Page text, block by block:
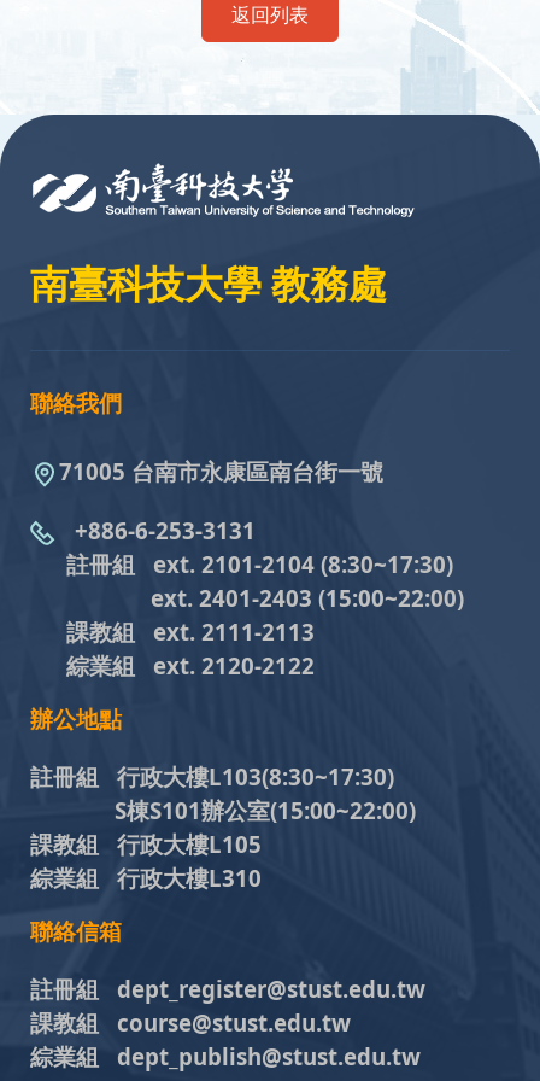
返回列表
南臺科技大學 教務處
聯絡我們
71005 台南市永康區南台街一號
+886-6-253-3131
註冊組 ext. 2101-2104 (8:30~17:30)
ext. 2401-2403 (15:00~22:00)
課教組 ext. 2111-2113
綜業組
ext. 2120-2122
辦公地點
註冊組 行政大樓L103(8:30~17:30)
S棟S101辦公室(15:00~22:00)
課教組 行政大樓L105
綜業組 行政大樓L310
聯絡信箱
註冊組 dept_register@stust.edu.tw
課教組 course@stust.edu.tw
綜業組 dept_publish@stust.edu.tw